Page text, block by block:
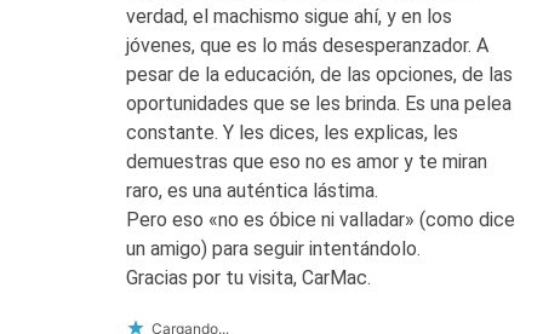
verdad, el machismo sigue ahí, y en los
jóvenes, que es lo más desesperanzador. A
pesar de la educación, de las opciones, de las
oportunidades que se les brinda. Es una pelea
constante. Y les dices, les explicas, les
demuestras que eso no es amor y te miran
raro, es una auténtica lástima.
Pero eso «no es óbice ni valladar» (como dice
un amigo) para seguir intentándolo.
Gracias por tu visita, CarMac.
Cargando...